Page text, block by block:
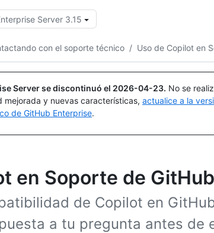
Server 3.15
con el soporte técnico / Uso de Copilot en
Server se discontinuó el 2026-04-23. No se
mejorada y nuevas características, actualice a la
de GitHub Enterprise.
en Soporte de GitHub
de Copilot en
a tu pregunta antes de